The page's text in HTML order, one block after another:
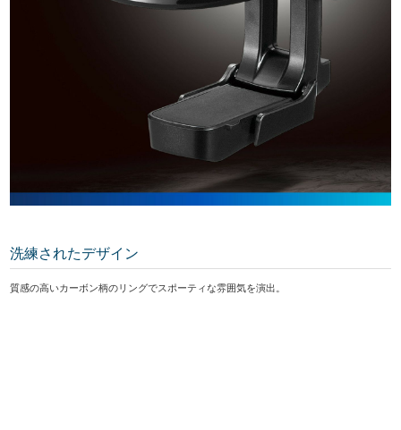
洗練されたデザイン
質感の高いカーボン柄のリングでスポーティな雰囲気を演出。